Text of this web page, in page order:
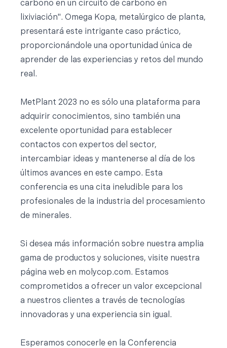
carbono en un circuito de carbono en
lixiviación". Omega Kopa, metalúrgico de planta,
presentará este intrigante caso práctico,
proporcionándole una oportunidad única de
aprender de las experiencias y retos del mundo
real.
MetPlant 2023 no es sólo una plataforma para
adquirir conocimientos, sino también una
excelente oportunidad para establecer
contactos con expertos del sector,
intercambiar ideas y mantenerse al día de los
últimos avances en este campo. Esta
conferencia es una cita ineludible para los
profesionales de la industria del procesamiento
de minerales.
Si desea más información sobre nuestra amplia
gama de productos y soluciones, visite nuestra
página web en molycop.com. Estamos
comprometidos a ofrecer un valor excepcional
a nuestros clientes a través de tecnologías
innovadoras y una experiencia sin igual.
Esperamos conocerle en la Conferencia